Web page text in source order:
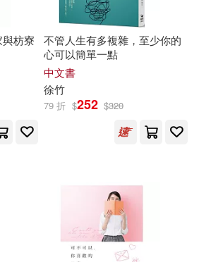
劉燁(15)
宇佐木(15)
林檎めい(15)
王凱竹(15)
四川大學出版社(79)
悅知文化(76)
公司(75)
聯書店(73)
北京公司(72)
枋寮
不管人生有多複雜，至少你的
心可以簡單一點
中文書
徐竹
79 折 $252 $320